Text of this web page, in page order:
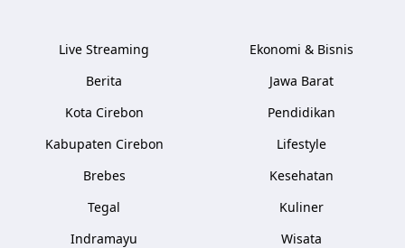
Live Streaming
Berita
Kota Cirebon
Kabupaten Cirebon
Brebes
Tegal
Indramayu
Ekonomi & Bisnis
Jawa Barat
Pendidikan
Lifestyle
Kesehatan
Kuliner
Wisata